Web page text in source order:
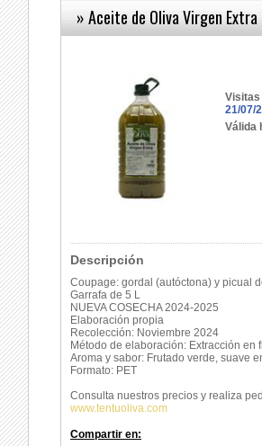
» Aceite de Oliva Virgen Extra
Visitas
21/07/
Válida
Descripción
Coupage: gordal (autóctona) y picual
Garrafa de 5 L
NUEVA COSECHA 2024-2025
Elaboración propia
Recolección: Noviembre 2024
Método de elaboración: Extracción en
Aroma y sabor: Frutado verde, suave
Formato: PET
Consulta nuestros precios y realiza
www.tentuoliva.com
Compartir en: